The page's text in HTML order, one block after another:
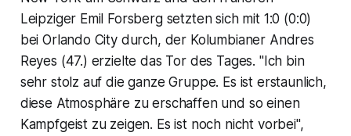
Leipziger Emil Forsberg setzten sich mit 1:0 (0:0)
bei Orlando City durch, der Kolumbianer Andres
Reyes (47.) erzielte das Tor des Tages. "Ich bin
sehr stolz auf die ganze Gruppe. Es ist erstaunlich,
diese Atmosphäre zu erschaffen und so einen
Kampfgeist zu zeigen. Es ist noch nicht vorbei",